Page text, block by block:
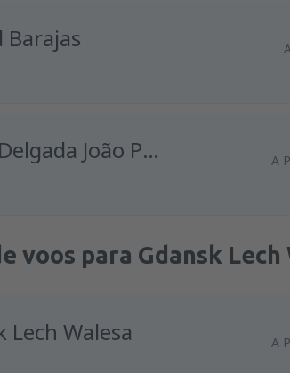
Barajas
Ponta Delgada João Paulo II A
voos para Gdansk Lech
Lech Walesa A